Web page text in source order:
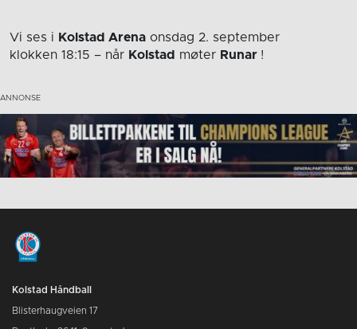
Vi ses i Kolstad Arena onsdag 2. september
klokken 18:15 – når Kolstad møter Runar !
Kolstad Håndball
Blisterhaugveien 17